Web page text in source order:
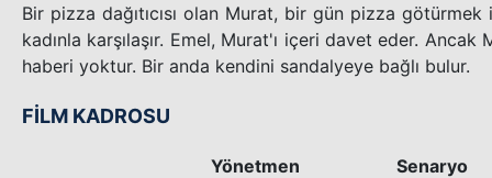
Bir pizza dağıtıcısı olan Murat, bir gün pizza
kadınla karşılaşır. Emel, Murat'ı içeri davet eder. Ancak
haberi yoktur. Bir anda kendini sandalyeye bağlı bulur.
FİLM KADROSU
Yönetmen Senaryo